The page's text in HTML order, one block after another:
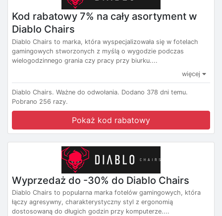
Kod rabatowy 7% na cały asortyment w
Diablo Chairs
Diablo Chairs to marka, która wyspecjalizowała się w fotelach
gamingowych stworzonych z myślą o wygodzie podczas
wielogodzinnego grania czy pracy przy biurku....
więcej
Diablo Chairs. Ważne do odwołania. Dodano 378 dni temu.
Pobrano 256 razy.
Pokaż kod rabatowy
Wyprzedaż do -30% do Diablo Chairs
Diablo Chairs to popularna marka fotelów gamingowych, która
łączy agresywny, charakterystyczny styl z ergonomią
dostosowaną do długich godzin przy komputerze....